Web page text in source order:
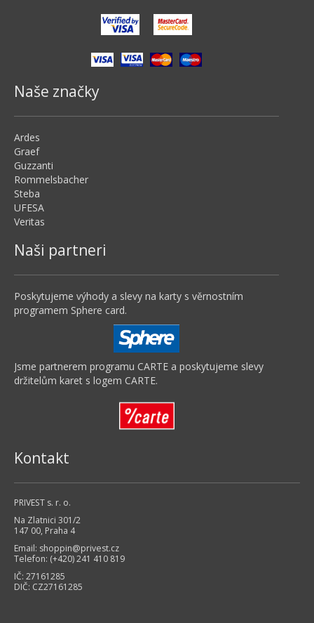
Naše značky
Ardes
Graef
Guzzanti
Rommelsbacher
Steba
UFESA
Veritas
Naši partneri
Poskytujeme výhody a slevy na karty s věrnostním
programem Sphere card.
Jsme partnerem programu CARTE a poskytujeme slevy
držitelům karet s logem CARTE.
Kontakt
PRIVEST s. r. o.
Na Zlatnici 301/2
147 00, Praha 4
Email: shoppin@privest.cz
Telefon: (+420) 241 410 819
IČ: 27161285
DIČ: CZ27161285